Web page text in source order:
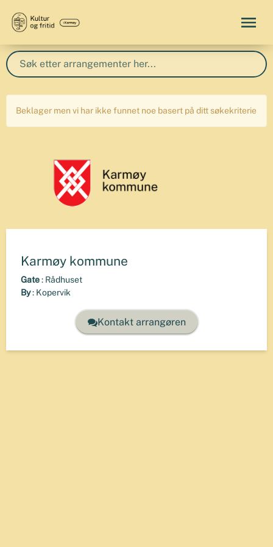
Beklager men vi har ikke funnet noe basert på ditt søkekriterie
Karmøy kommune
Gate: Rådhuset
By: Kopervik
Kontakt arrangøren